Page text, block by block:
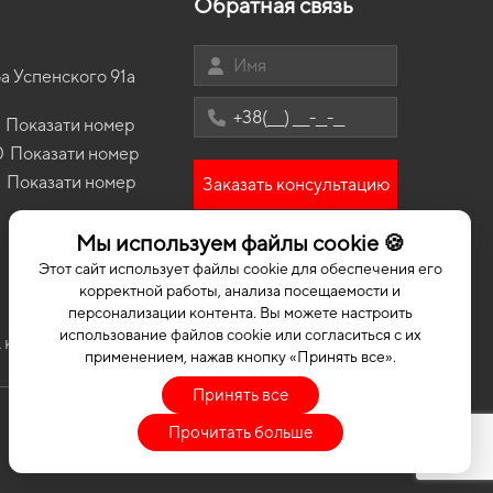
Мы используем файлы cookie 🍪
Этот сайт использует файлы cookie для обеспечения его
корректной работы, анализа посещаемости и
персонализации контента. Вы можете настроить
использование файлов cookie или согласиться с их
применением, нажав кнопку «Принять все».
Принять все
Прочитать больше
Коврики Lamborghini
Коврики eva smart
Коврик в багажник byd
для Skoda Citigo 2014
коврики для Hyundai Trajet 2004
для KIA Cerato 2016
для BMW iX 2021
Volvo S40 2004 - 2012 Sedan II поколение EU
Chrysler Sebring (JR) 2000 - 2006 II поколение
Sedan
Chevrolet Blazer 1983 - 2005 II поколение USA
Volkswagen Jetta (VI) 2010 - 2018 VI поколение
2 - х дверная
BMW iX (I20) xDrive 40 2021 - … I поколение EU
Успенского 91а
Показати номер
Показати номер
Показати номер Заказать консультацию
Коврики для машини Коврики в машину ЕВА